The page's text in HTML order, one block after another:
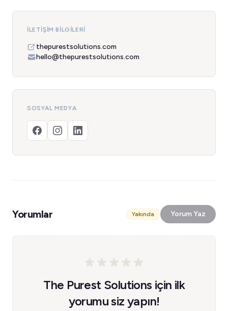
İLETIŞIM BILGILERI
thepurestsolutions.com
hello@thepurestsolutions.com
SOSYAL MEDYA
Yorumlar Yakında Yorum Yaz
The Purest Solutions için ilk
yorumu siz yapın!